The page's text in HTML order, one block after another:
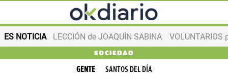
ES NOTICIA LECCIÓN de JOAQUÍN SABINA VOLUNTARIOS
SOCIEDAD
GENTE SANTOS DEL DÍA